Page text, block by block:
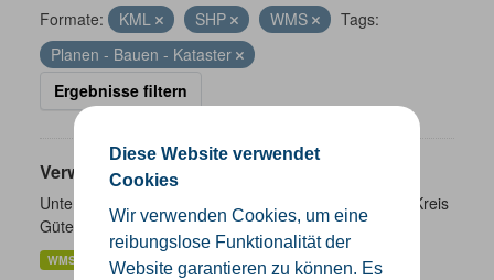
Diese Website verwendet
Cookies
Wir verwenden Cookies, um eine
reibungslose Funktionalität der
Website garantieren zu können. Es
Formate: KML SHP WMS
Tags:
Planen - Bauen - Kataster
Ergebnisse filtern
Verwaltungsgrenzen
Unterschiedliche Ebenen der Verwaltungsgrenzen im Kreis
Gütersloh
WMS SHP GeoJSON KML